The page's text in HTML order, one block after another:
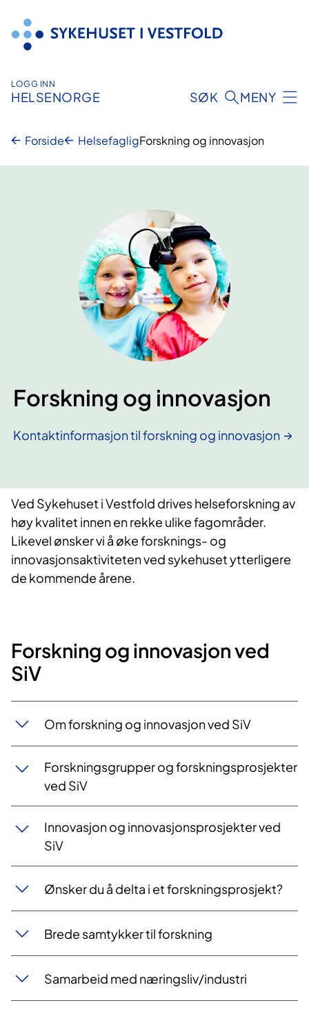
innhold
LOGG INN
HELSENORGE SØK MENY
Forside HelsefagligForskning og innovasjon
Forskning og innovasjon
Kontaktinformasjon til forskning og innovasjon
Ved Sykehuset i Vestfold drives helseforskning av
høy kvalitet innen en rekke ulike fagområder.
Likevel ønsker vi å øke forsknings- og
innovasjonsaktiviteten ved sykehuset ytterligere
de kommende årene.
Forskning og innovasjon ved
SiV
Om forskning og innovasjon ved SiV
Forskningsgrupper og forskningsprosjekter
ved SiV
Innovasjon og innovasjonsprosjekter ved
SiV
Ønsker du å delta i et forskningsprosjekt?
Brede samtykker til forskning
Samarbeid med næringsliv/industri​​